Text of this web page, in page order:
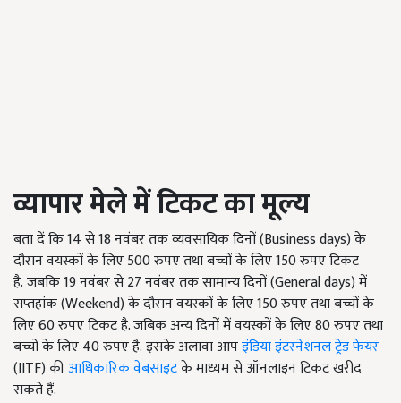
व्यापार मेले में टिकट का मूल्य
बता दें कि 14 से 18 नवंबर तक व्यवसायिक दिनों (Business days) के
दौरान वयस्कों के लिए 500 रुपए तथा बच्चों के लिए 150 रुपए टिकट
है.जबकि 19 नवंबर से 27 नवंबर तक सामान्य दिनों (General days) में
सप्तहांक (Weekend) के दौरान वयस्कों के लिए 150 रुपए तथा बच्चों के
लिए 60 रुपए टिकट है. जबिक अन्य दिनों में वयस्कों के लिए 80 रुपए तथा
बच्चों के लिए 40 रुपए है.इसके अलावा आपइंडिया इंटरनेशनल ट्रेड फेयर
(IITF) कीआधिकारिक वेबसाइटके माध्यम से ऑनलाइन टिकट खरीद
सकते हैं.